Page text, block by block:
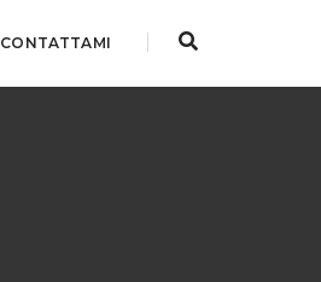
CONTATTAMI